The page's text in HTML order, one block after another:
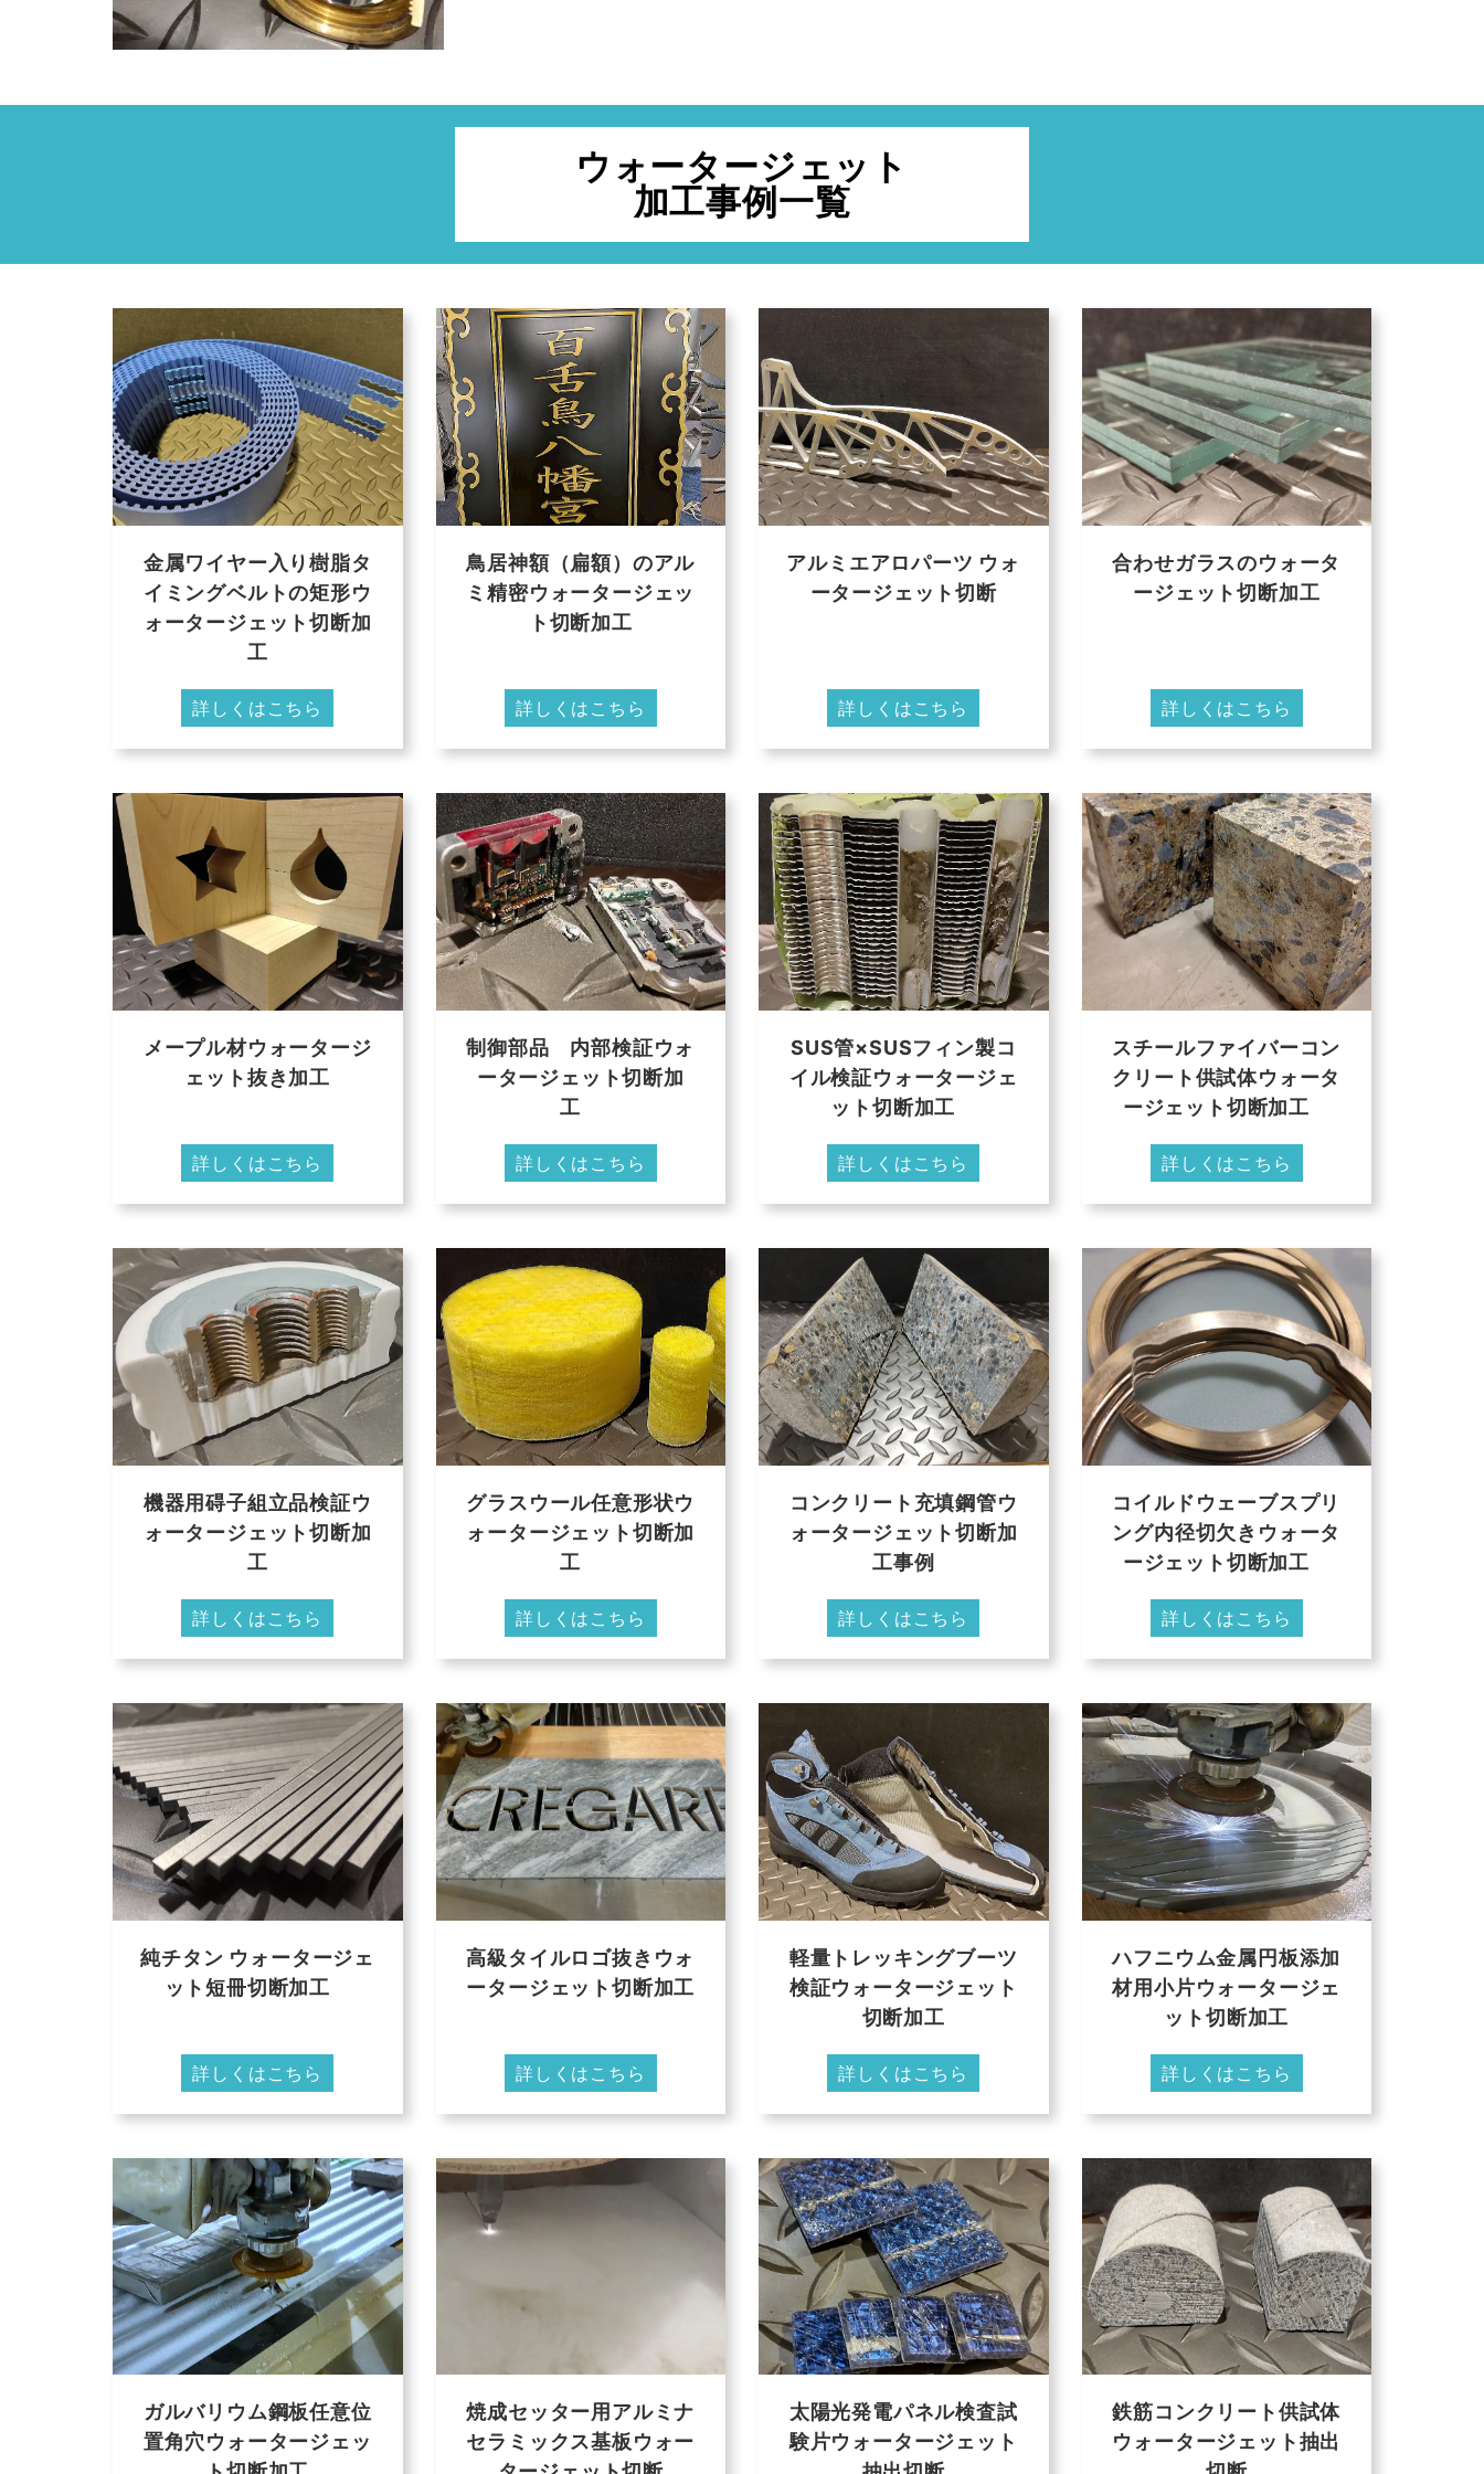
ウォータージェット
加工事例一覧
金属ワイヤー入り樹脂タ
イミングベルトの矩形ウ
ォータージェット切断加
工
詳しくはこちら
鳥居神額（扁額）のアル
ミ精密ウォータージェッ
ト切断加工
詳しくはこちら
アルミエアロパーツ ウォ
ータージェット切断
詳しくはこちら
合わせガラスのウォータ
ージェット切断加工
詳しくはこちら
メープル材ウォータージ
ェット抜き加工
詳しくはこちら
制御部品 内部検証ウォ
ータージェット切断加
工
詳しくはこちら
SUS管×SUSフィン製コ
イル検証ウォータージェ
ット切断加工
詳しくはこちら
スチールファイバーコン
クリート供試体ウォータ
ージェット切断加工
詳しくはこちら
機器用碍子組立品検証ウ
ォータージェット切断加
工
詳しくはこちら
グラスウール任意形状ウ
ォータージェット切断加
工
詳しくはこちら
コンクリート充填鋼管ウ
ォータージェット切断加
工事例
詳しくはこちら
コイルドウェーブスプリ
ング内径切欠きウォータ
ージェット切断加工
詳しくはこちら
純チタン ウォータージェ
ット短冊切断加工
詳しくはこちら
高級タイルロゴ抜きウォ
ータージェット切断加工
詳しくはこちら
軽量トレッキングブーツ
検証ウォータージェット
切断加工
詳しくはこちら
ハフニウム金属円板添加
材用小片ウォータージェ
ット切断加工
詳しくはこちら
ガルバリウム鋼板任意位
置角穴ウォータージェッ
焼成セッター用アルミナ
セラミックス基板ウォー
太陽光発電パネル検査試
験片ウォータージェット
鉄筋コンクリート供試体
ウォータージェット抽出